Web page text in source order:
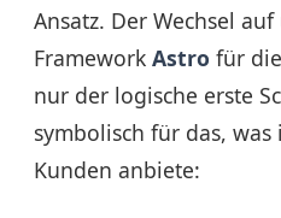
Ansatz. Der Wechsel
Framework Astro für
nur der logische erste
symbolisch für das,
Kunden anbiete: